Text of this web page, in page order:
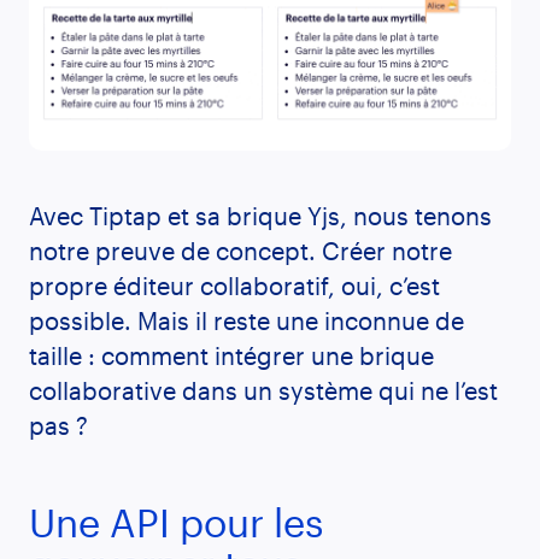
Avec Tiptap et sa brique Yjs, nous tenons
notre preuve de concept. Créer notre
propre éditeur collaboratif, oui, c’est
possible. Mais il reste une inconnue de
taille : comment intégrer une brique
collaborative dans un système qui ne l’est
pas ?
Une API pour les